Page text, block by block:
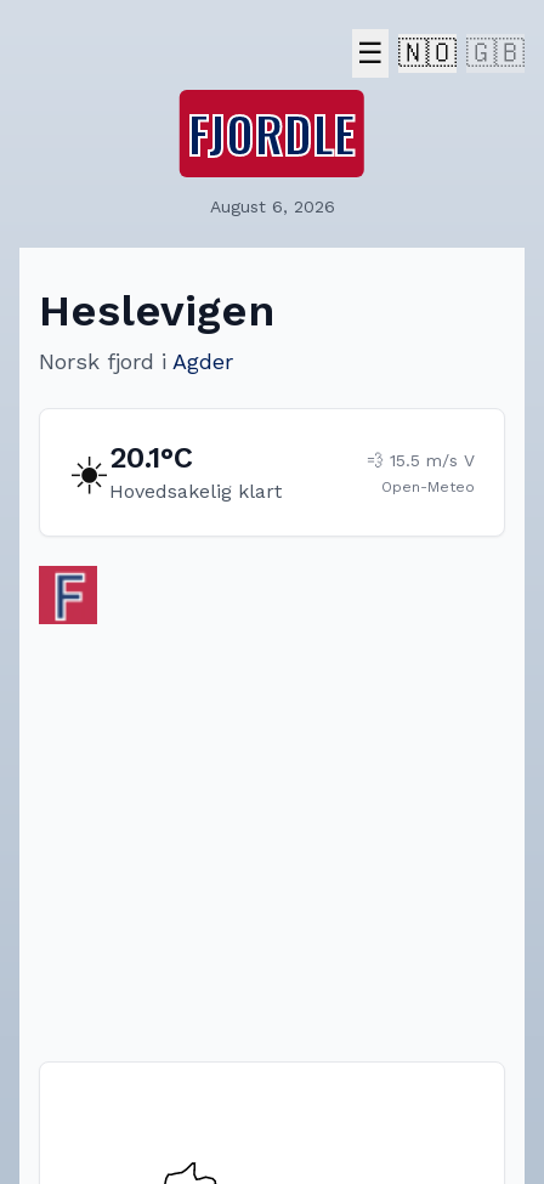
☰ 🇳🇴 🇬🇧
FJORDLE
August 6, 2026
Heslevigen
Norsk fjord i Agder
☀️20.1°C
Hovedsakelig klart
💨 15.5 m/s V
Open-Meteo